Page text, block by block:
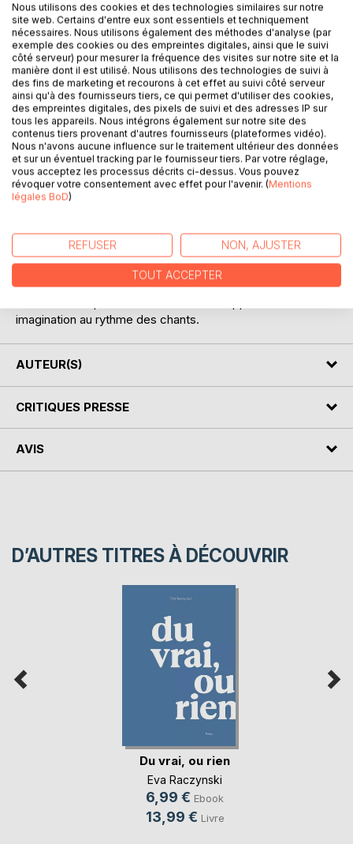
AJOUTER AU PANIER
Ajouter à ma liste d'envies
Laisser un avis
DESCRIPTION
Lors d'une année de volontariat au Sénégal (2006-2007),
des écrits se sont posés au coeur de la brousse. Son
activité de bibliothécaire dans un collège était pour lui une
source d'inspiration.
imagination au rythme des chants.
AUTEUR(S)
CRITIQUES PRESSE
AVIS
D’AUTRES TITRES À DÉCOUVRIR
Du vrai, ou rien
Eva Raczynski
6,99 € Ebook
13,99 € Livre
Nous utilisons des cookies et des technologies similaires sur notre
site web. Certains d'entre eux sont essentiels et techniquement
nécessaires. Nous utilisons également des méthodes d'analyse (par
exemple des cookies ou des empreintes digitales, ainsi que le suivi
côté serveur) pour mesurer la fréquence des visites sur notre site et la
manière dont il est utilisé. Nous utilisons des technologies de suivi à
des fins de marketing et recourons à cet effet au suivi côté serveur
ainsi qu'à des fournisseurs tiers, ce qui permet d'utiliser des cookies,
des empreintes digitales, des pixels de suivi et des adresses IP sur
tous les appareils. Nous intégrons également sur notre site des
contenus tiers provenant d'autres fournisseurs (plateformes vidéo).
Nous n'avons aucune influence sur le traitement ultérieur des données
et sur un éventuel tracking par le fournisseur tiers. Par votre réglage,
vous acceptez les processus décrits ci-dessus. Vous pouvez
révoquer votre consentement avec effet pour l'avenir. (Mentions
légales BoD)
REFUSER NON, AJUSTER
TOUT ACCEPTER